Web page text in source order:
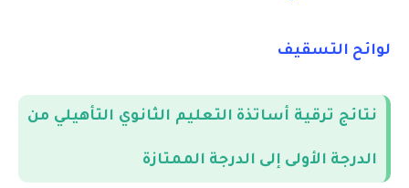
لوائح التسقيف
نتائج ترقية أساتذة التعليم الثانوي التأهيلي من
الدرجة الأولى إلى الدرجة الممتازة